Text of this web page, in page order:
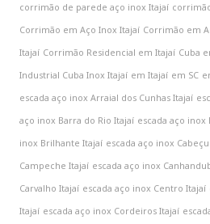
corrimão de parede aço inox Itajaí
Corrimão em Aço Inox Itajaí Corrimão em
Itajaí Corrimão Residencial em Itajaí Cuba
Industrial Cuba Inox Itajaí em Itajaí em SC
escada aço inox Arraial dos Cunhas Itajaí
aço inox Barra do Rio Itajaí escada aço
inox Brilhante Itajaí escada aço inox
Campeche Itajaí escada aço inox
Carvalho Itajaí escada aço inox Centro Itajaí
Itajaí escada aço inox Cordeiros Itajaí